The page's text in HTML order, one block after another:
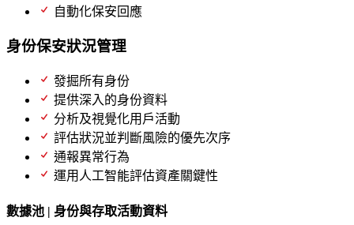
自動化保安回應
身份保安狀況管理
發掘所有身份
提供深入的身份資料
分析及視覺化用戶活動
評估狀況並判斷風險的優先次序
通報異常行為
運用人工智能評估資產關鍵性
數據池 | 身份與存取活動資料